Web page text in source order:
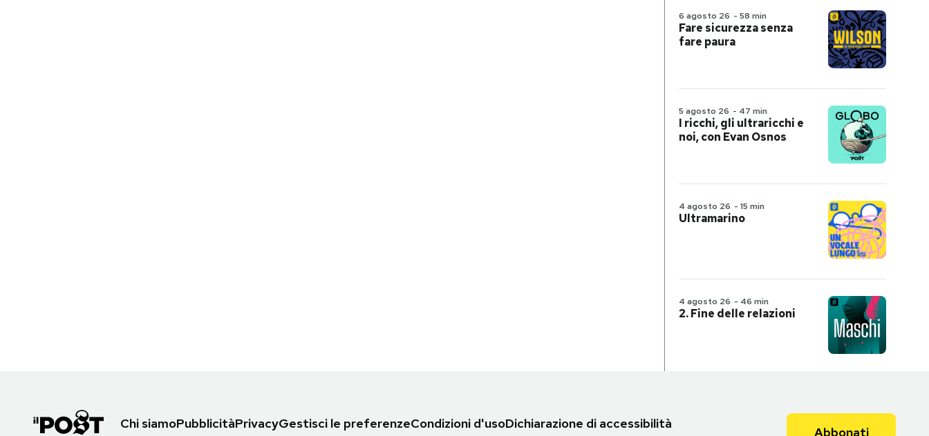
6 agosto 26 - 58 min
Fare sicurezza senza
fare paura
5 agosto 26 - 47 min
I ricchi, gli ultraricchi e
noi, con Evan Osnos
4 agosto 26 - 15 min
Ultramarino
4 agosto 26 - 46 min
2. Fine delle relazioni
Chi siamoPubblicitàPrivacyGestisci le preferenzeCondizioni d'usoDichiarazione di accessibilità
Abbonati